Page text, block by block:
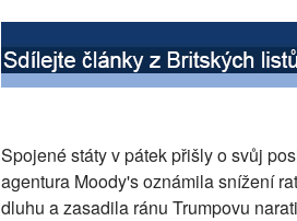
Spojené státy v pátek přišly o svůj
agentura Moody's oznámila snížení
dluhu a zasadila ránu Trumpovu